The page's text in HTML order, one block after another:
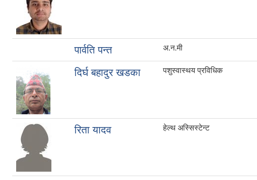
पार्वति पन्त अ.न.मी
दिर्घ बहादुर खडका पशुस्वास्थय प्रविधिक
रिता यादव हेल्थ अस्सिस्टेन्ट